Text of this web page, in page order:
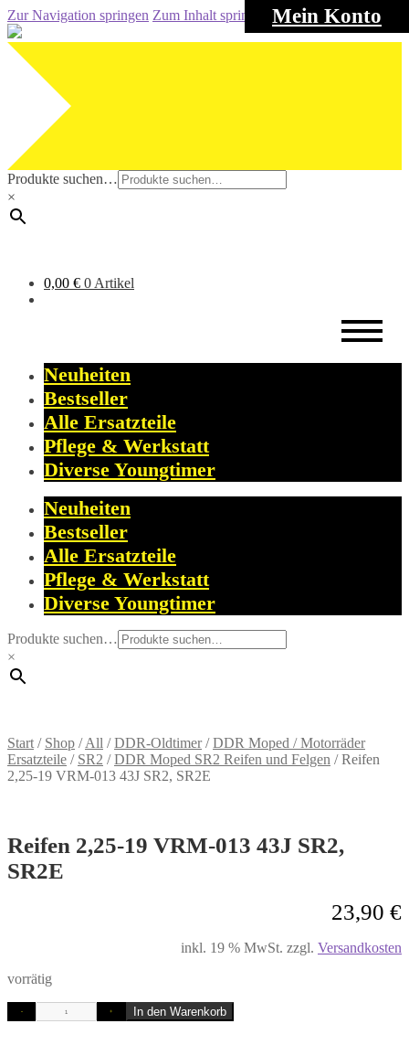
Mein Konto
Zur Navigation springen Zum Inhalt springen
Produkte suchen…
×
0,00 € 0 Artikel
Neuheiten
Bestseller
Alle Ersatzteile
Pflege & Werkstatt
Diverse Youngtimer
Neuheiten
Bestseller
Alle Ersatzteile
Pflege & Werkstatt
Diverse Youngtimer
Produkte suchen…
×
Start / Shop /All /DDR-Oldtimer/DDR Moped / Motorräder
Ersatzteile / SR2 /DDR Moped SR2 Reifen und Felgen /Reifen
2,25-19 VRM-013 43J SR2, SR2E
Reifen 2,25-19 VRM-013 43J SR2,
SR2E
23,90 €
inkl. 19 % MwSt. zzgl. Versandkosten
vorrätig
- + In den Warenkorb